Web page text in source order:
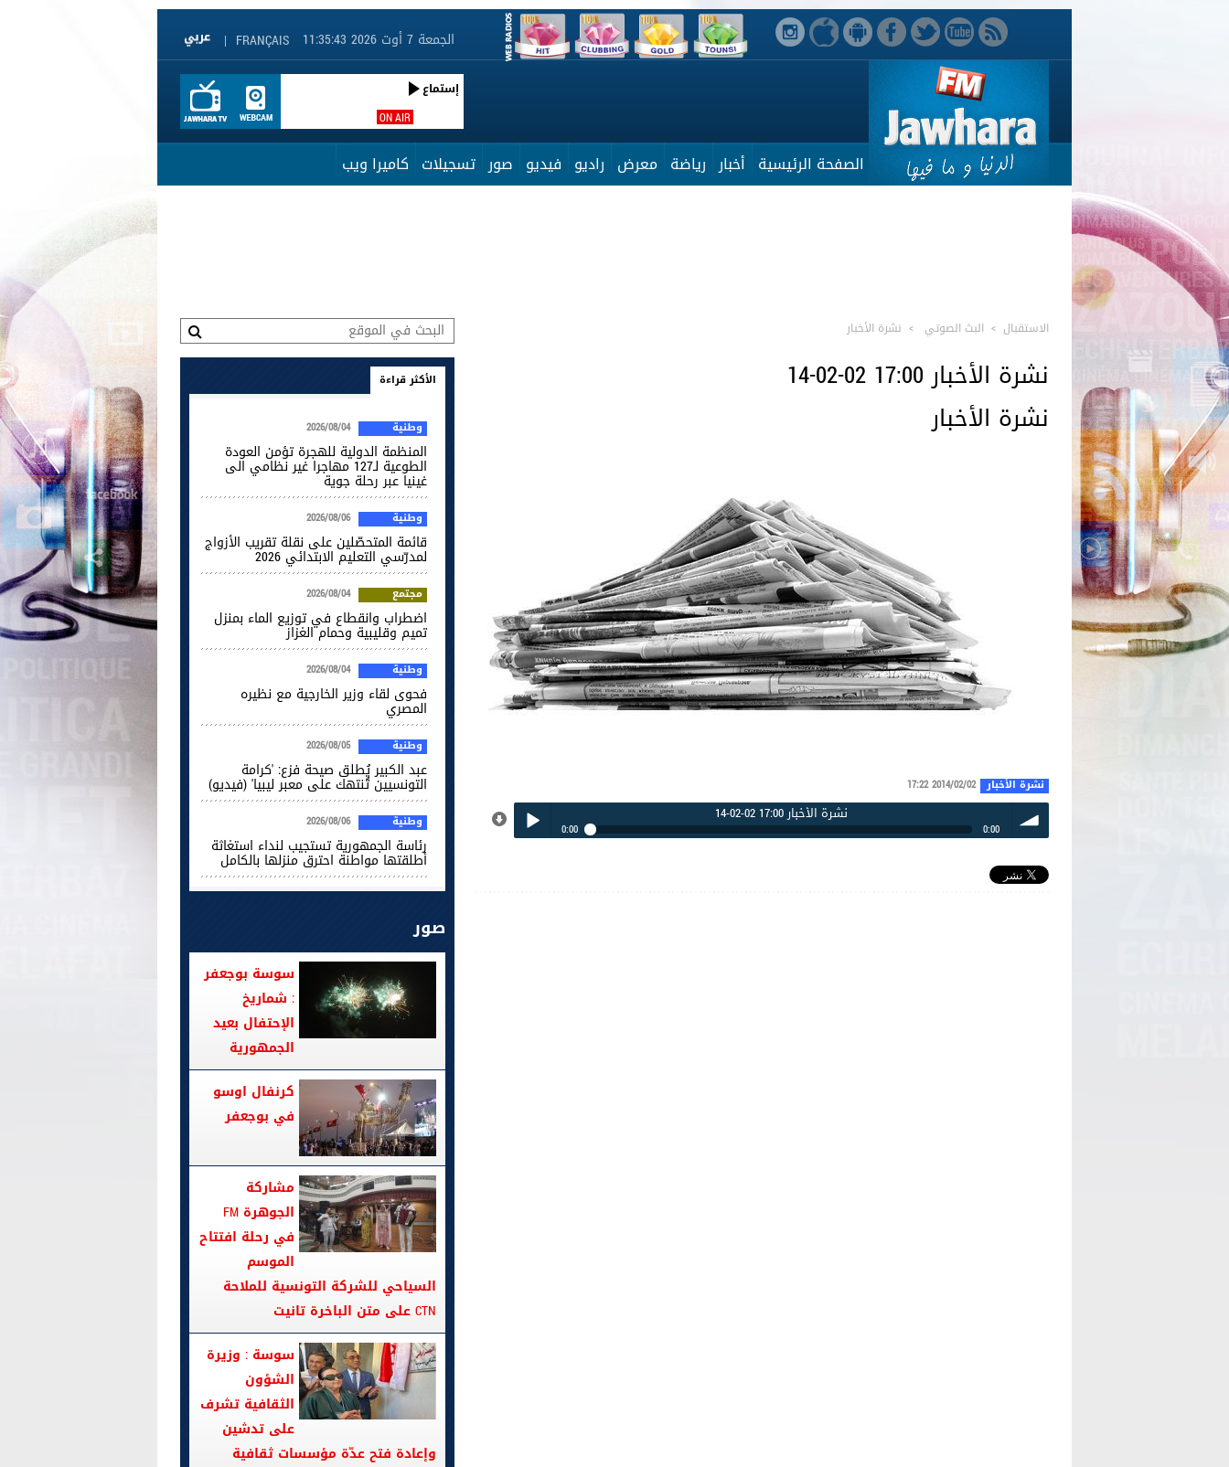
FRANÇAIS
| الجمعة 7 أوت 2026 11:35:43
ON AIR
إستماع
الصفحة الرئيسية أخبار رياضة معرض راديو فيديو صور تسجيلات كاميرا ويب
الاستقبال > البث الصوتي > نشرة الأخبار
نشرة الأخبار 17:00 02-02-14
نشرة الأخبار
نشرة الأخبار 2014/02/02 17:22
نشرة الأخبار 17:00 02-02-14
0:00 0:00
volume
الأكثر قراءة
وطنية 2026/08/04
المنظمة الدولية للهجرة تؤمن العودة
الطوعية لـ127 مهاجرا غير نظامي الى
غينيا عبر رحلة جوية
وطنية 2026/08/06
قائمة المتحصّلين على نقلة تقريب الأزواج
لمدرّسي التعليم الابتدائي 2026
مجتمع 2026/08/04
اضطراب وانقطاع في توزيع الماء بمنزل
تميم وقليبية وحمام الغزاز
وطنية 2026/08/04
فحوى لقاء وزير الخارجية مع نظيره
المصري
وطنية 2026/08/05
عبد الكبير يُطلق صيحة فزع: 'كرامة
التونسيين تُنتهك على معبر ليبيا' (فيديو)
وطنية 2026/08/06
رئاسة الجمهورية تستجيب لنداء استغاثة
أطلقتها مواطنة احترق منزلها بالكامل
صور
سوسة بوجعفر
: شماريخ
الإحتفال بعيد
الجمهورية
كرنفال اوسو
في بوجعفر
مشاركة
الجوهرة FM
في رحلة افتتاح
الموسم
السياحي للشركة التونسية للملاحة
CTN على متن الباخرة تانيت
سوسة : وزيرة
الشؤون
الثقافية تشرف
على تدشين
وإعادة فتح عدّة مؤسسات ثقافية